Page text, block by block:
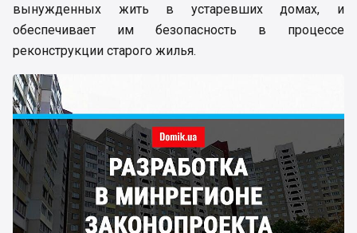
вынужденных жить в устаревших домах, и
обеспечивает им безопасность в процессе
реконструкции старого жилья.